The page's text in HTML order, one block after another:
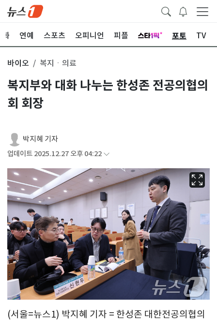
화 연예 스포츠 오피니언 피플 포토 TV
바이오 복지ㆍ의료
복지부와 대화 나누는 한성존 전공의협의
회 회장
박지혜 기자
업데이트 2025.12.27 오후 04:22
(서울=뉴스1) 박지혜 기자 = 한성존 대한전공의협의